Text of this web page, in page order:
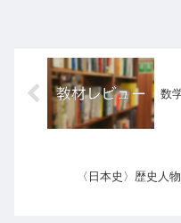
数
〈日本史〉歴史人